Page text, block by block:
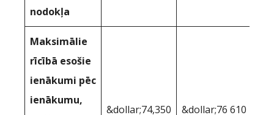
nodokļa
Maksimālie
rīcībā esošie
ienākumi pēc
ienākumu,
&dollar;74,350 &dollar;76 610